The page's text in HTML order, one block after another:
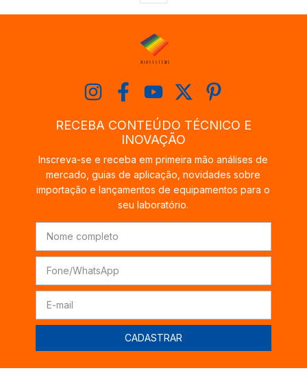
RECEBA CONTEÚDO TÉCNICO E
INOVAÇÃO
Inscreva-se e receba em primeira mão análises de
mercado, guias de aplicação, novidades sobre
importação e lançamentos de equipamentos para o
seu laboratório.